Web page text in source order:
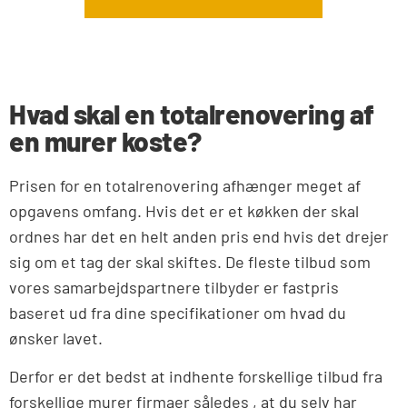
Hvad skal en totalrenovering af
en murer koste?
Prisen for en totalrenovering afhænger meget af
opgavens omfang. Hvis det er et køkken der skal
ordnes har det en helt anden pris end hvis det drejer
sig om et tag der skal skiftes. De fleste tilbud som
vores samarbejdspartnere tilbyder er fastpris
baseret ud fra dine specifikationer om hvad du
ønsker lavet.
Derfor er det bedst at indhente forskellige tilbud fra
forskellige murer firmaer således , at du selv har